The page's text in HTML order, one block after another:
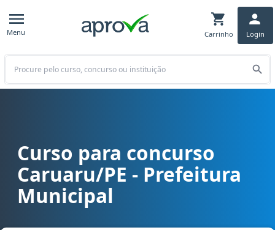
Menu Carrinho Login
Buscar
Curso para concurso Caruaru/PE - Prefeitura Municipal cargo
Curso para concurso
Caruaru/PE - Prefeitura
Municipal